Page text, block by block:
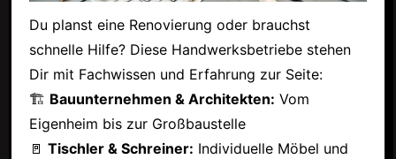
Du planst eine Renovierung oder brauchst
schnelle Hilfe? Diese Handwerksbetriebe stehen
Dir mit Fachwissen und Erfahrung zur Seite:
🏗 Bauunternehmen & Architekten: Vom
Eigenheim bis zur Großbaustelle
🚪 Tischler & Schreiner: Individuelle Möbel und